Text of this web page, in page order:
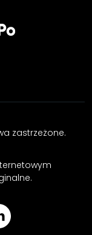
zastrzeżone.